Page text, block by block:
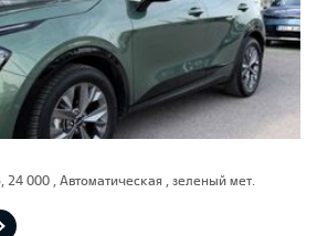
24 000 , Автоматическая , зеленый мет.